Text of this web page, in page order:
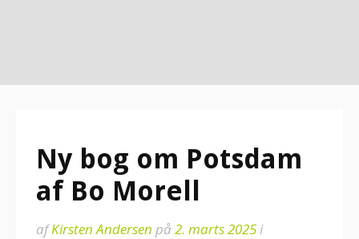
Ny bog om Potsdam
af Bo Morell
afKirsten Andersen på 2. marts 2025i